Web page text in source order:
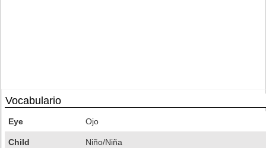
Vocabulario
Eye Ojo
Child Niño/Niña